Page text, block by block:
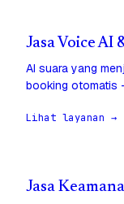
Jasa Voice AI
AI suara yang
booking otomatis
Lihat layanan →
Jasa